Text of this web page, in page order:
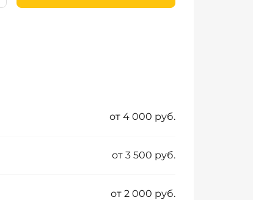
от 4 000 руб.
от 3 500 руб.
от 2 000 руб.